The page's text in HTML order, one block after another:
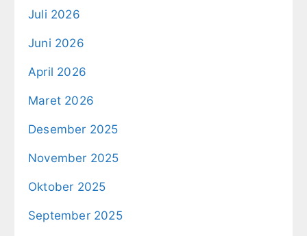
Juli 2026
Juni 2026
April 2026
Maret 2026
Desember 2025
November 2025
Oktober 2025
September 2025